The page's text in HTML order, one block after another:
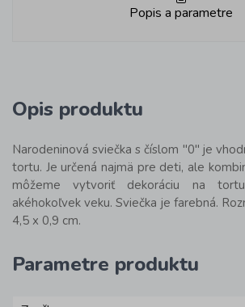
Popis a parametre
Opis produktu
Narodeninová sviečka s číslom "0" je
tortu. Je určená najmä pre deti, ale
môžeme vytvoriť dekoráciu na
akéhokoľvek veku. Sviečka je farebná.
4,5 x 0,9 cm.
Parametre produktu